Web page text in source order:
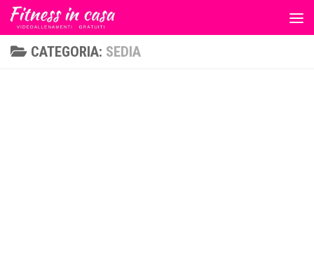
Salta al contenuto
CATEGORIA: SEDIA